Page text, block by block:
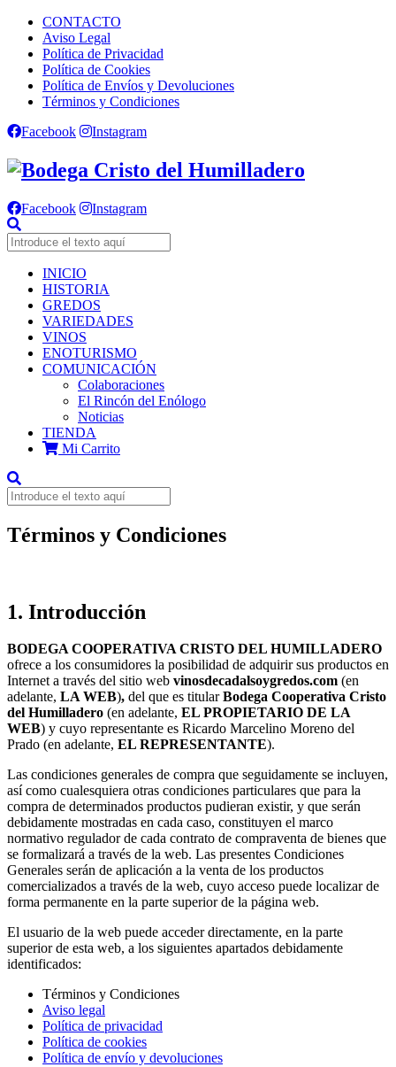
CONTACTO
Aviso Legal
Política de Privacidad
Política de Cookies
Política de Envíos y Devoluciones
Términos y Condiciones
Facebook
Instagram
Facebook Instagram
INICIO
HISTORIA
GREDOS
VARIEDADES
VINOS
ENOTURISMO
COMUNICACIÓN
Colaboraciones
El Rincón del Enólogo
Noticias
TIENDA
Mi Carrito
Términos y Condiciones
1. Introducción
BODEGA COOPERATIVA CRISTO DEL HUMILLADERO
ofrece a los consumidores la posibilidad de adquirir sus productos en
Internet a través del sitio web vinosdecadalsoygredos.com (en
adelante, LA WEB), del que es titularBodega Cooperativa Cristo
del Humilladero (en adelante, EL PROPIETARIO DE LA
WEB) y cuyo representante es Ricardo Marcelino Moreno del
Prado (en adelante, EL REPRESENTANTE).
Las condiciones generales de compra que seguidamente se incluyen,
así como cualesquiera otras condiciones particulares que para la
compra de determinados productos pudieran existir, y que serán
debidamente mostradas en cada caso, constituyen el marco
normativo regulador de cada contrato de compraventa de bienes que
se formalizará a través de la web. Las presentes Condiciones
Generales serán de aplicación a la venta de los productos
comercializados a través de la web, cuyo acceso puede localizar de
forma permanente en la parte superior de la página web.
El usuario de la web puede acceder directamente, en la parte
superior de esta web, a los siguientes apartados debidamente
identificados:
Términos y Condiciones
Aviso legal
Política de privacidad
Política de cookies
Política de envío y devoluciones